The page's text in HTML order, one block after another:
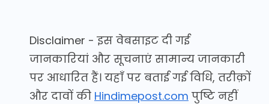
Disclaimer - इस वेबसाइट दी गई
जानकारियां और सूचनाएं सामान्य जानकारी
पर आधारित हैं। यहाँ पर बताई गई विधि, तरीक़ों
और दावों की Hindimepost.com पुष्टि नहीं